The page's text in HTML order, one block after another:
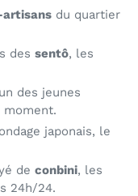
artisans du quartier
des sentô, les
des jeunes
moment.
japonais, le
de conbini, les
24h/24.